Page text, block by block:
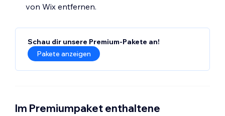
von Wix entfernen.
Schau dir unsere Premium-Pakete an!
Pakete anzeigen
Im Premiumpaket enthaltene